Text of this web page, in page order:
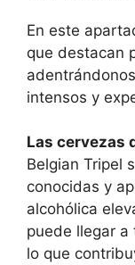
En este
que destacan
intensos y
Las cervezas
Belgian Tripel
conocidas y
alcohólica
puede llegar a
lo que